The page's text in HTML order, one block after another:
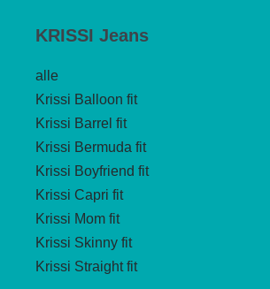
KRISSI Jeans
alle
Krissi Balloon fit
Krissi Barrel fit
Krissi Bermuda fit
Krissi Boyfriend fit
Krissi Capri fit
Krissi Mom fit
Krissi Skinny fit
Krissi Straight fit